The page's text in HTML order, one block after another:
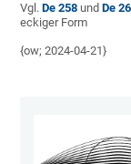
Vgl.De 258 undDe
eckiger Form
{ow; 2024-04-21}